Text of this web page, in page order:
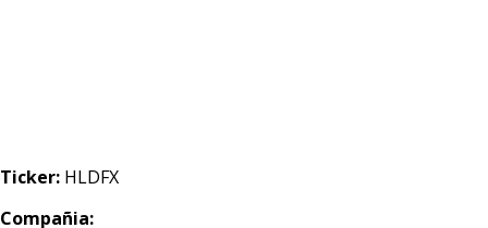
Ticker: HLDFX
Compañia: